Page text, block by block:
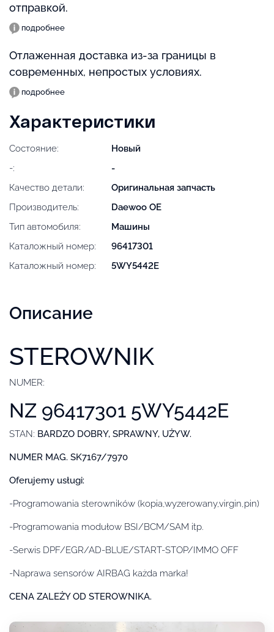
отправкой.
подробнее
Отлаженная доставка из-за границы в
современных, непростых условиях.
подробнее
Характеристики
Состояние:
Новый
-:
-
Качество детали:
Оригинальная запчасть
Производитель:
Daewoo OE
Тип автомобиля:
Машины
Каталожный номер:
96417301
Каталожный номер:
5WY5442E
Описание
STEROWNIK
NUMER:
NZ 96417301 5WY5442E
STAN: BARDZO DOBRY, SPRAWNY, UŻYW.
NUMER MAG. SK7167/7970
Oferujemy usługi:
-Programowania sterowników (kopia,wyzerowany,virgin,pin)
-Programowania modułow BSI/BCM/SAM itp.
-Serwis DPF/EGR/AD-BLUE/START-STOP/IMMO OFF
-Naprawa sensorów AIRBAG każda marka!
CENA ZALEŻY OD STEROWNIKA.